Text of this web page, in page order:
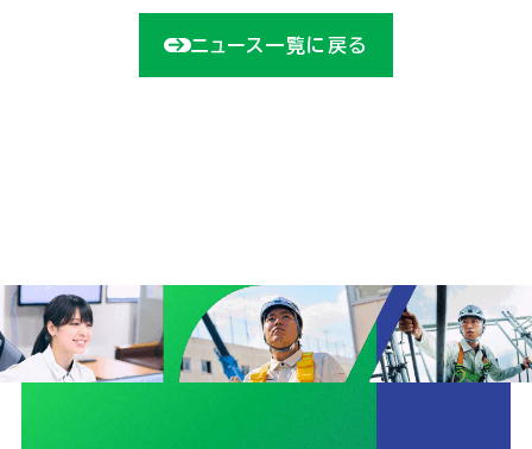
ユニオン建設の取り組みTOP
CMギャラリー
ニュース一覧に戻る